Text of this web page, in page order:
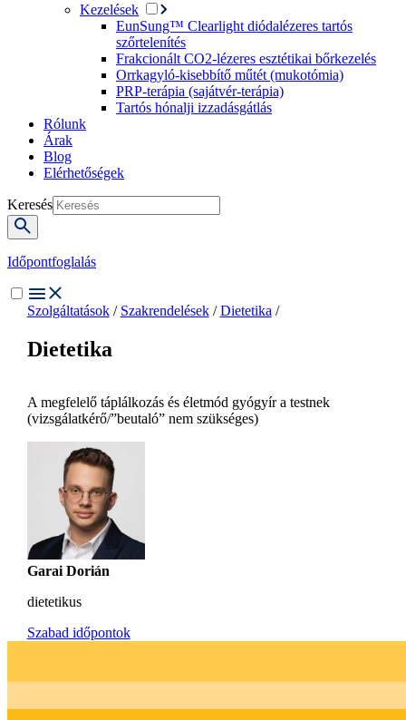
Kezelések
EunSung™ Clearlight diódalézeres tartós
szőrtelenítés
Frakcionált CO2-lézeres esztétikai bőrkezelés
Orrkagyló-kisebbítő műtét (mukotómia)
PRP-terápia (sajátvér-terápia)
Tartós hónalji izzadásgátlás
Rólunk
Árak
Blog
Elérhetőségek
Keresés
Időpontfoglalás
Szolgáltatások / Szakrendelések / Dietetika /
Dietetika
A megfelelő táplálkozás és életmód gyógyír a testnek
(vizsgálatkérő/”beutaló” nem szükséges)
Garai Dorián
dietetikus
Szabad időpontok